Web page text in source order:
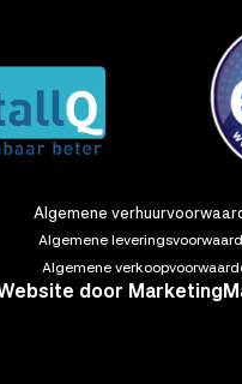
Algemene
Algemene
Algemene
door